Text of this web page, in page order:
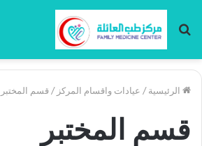
بحث
عن
الرئيسية/عيادات واقسام المركز/قسم المختبر
قسم المختبر